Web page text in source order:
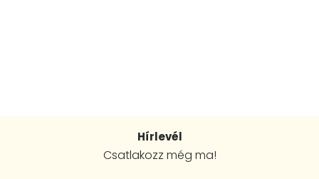
Hírlevél
Csatlakozz még ma!